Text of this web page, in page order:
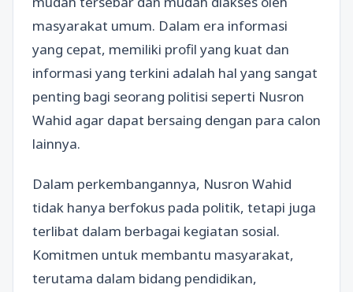
masyarakat umum. Dalam era informasi
yang cepat, memiliki profil yang kuat dan
informasi yang terkini adalah hal yang sangat
penting bagi seorang politisi seperti Nusron
Wahid agar dapat bersaing dengan para calon
lainnya.
Dalam perkembangannya, Nusron Wahid
tidak hanya berfokus pada politik, tetapi juga
terlibat dalam berbagai kegiatan sosial.
Komitmen untuk membantu masyarakat,
terutama dalam bidang pendidikan,